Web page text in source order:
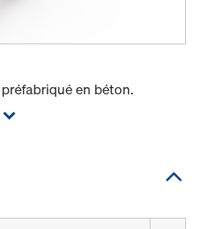
en béton.